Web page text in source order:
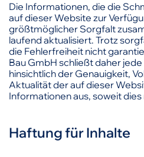
Die Informationen, die die
auf dieser Website zur
größtmöglicher Sorgfalt
laufend aktualisiert. Trotz
die Fehlerfreiheit nicht
Bau GmbH schließt daher
hinsichtlich der Genauigkeit,
Aktualität der auf dieser
Informationen aus, soweit dies
Haftung für Inhalte